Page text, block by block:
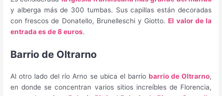
y alberga más de 300 tumbas. Sus capillas están decoradas
con frescos de Donatello, Brunelleschi y Giotto.El valor de la
entrada es de 8 euros.
Barrio de Oltrarno
Al otro lado del río Arno se ubica el barrio barrio de Oltrarno,
en donde se concentran varios sitios increíbles de Florencia,